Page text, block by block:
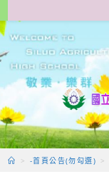
轉
至
要
容
> -首頁公告(勿勾選) >